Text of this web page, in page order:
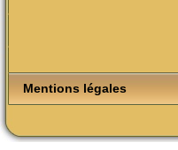
Mentions légales